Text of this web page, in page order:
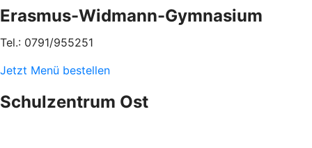
Erasmus-Widmann-Gymnasium
Tel.: 0791/955251
Jetzt Menü bestellen
Schulzentrum Ost